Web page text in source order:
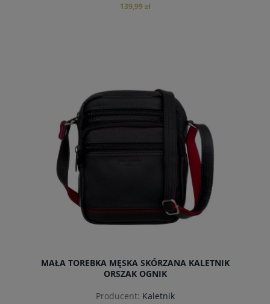
139,99 zł
MAŁA TOREBKA MĘSKA SKÓRZANA KALETNIK
ORSZAK OGNIK
Producent: Kaletnik